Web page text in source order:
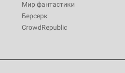
Мир фантастики
Берсерк
CrowdRepublic